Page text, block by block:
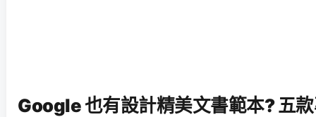
Google 也有設計精美文書範本? 五